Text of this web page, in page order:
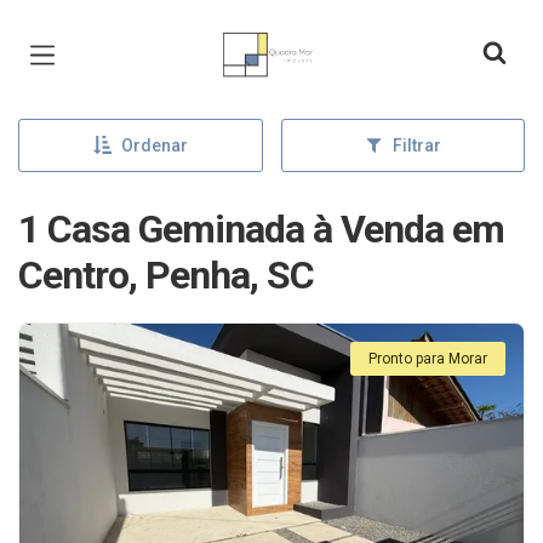
Página inicial
Ordenar Filtrar
1 Casa Geminada à Venda em
Centro, Penha, SC
Pronto para Morar